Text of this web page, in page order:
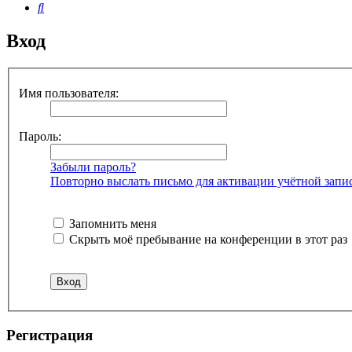
Поиск
Вход
Имя пользователя:
Пароль:
Забыли пароль?
Повторно выслать письмо для активации учётной
Запомнить меня
Скрыть моё пребывание на конференции в этот раз
Регистрация